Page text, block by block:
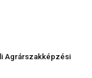
Agrárszakképzési